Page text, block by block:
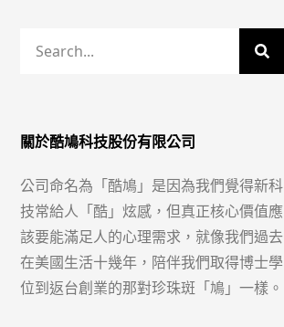
關於酷鳩科技股份有限公司
公司命名為「酷鳩」是因為我們覺得新科
技常給人「酷」炫感，但真正核心價值應
該要能滿足人的心理需求，就像我們過去
在美國生活十幾年，陪伴我們取得博士學
位到返台創業的那對珍珠斑「鳩」一樣。